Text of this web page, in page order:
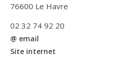
76600 Le Havre
02 32 74 92 20
@ email
Site internet